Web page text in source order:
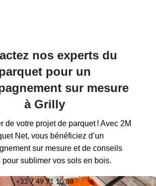
nos experts du
pour un
sur mesure
à Grilly
de votre projet de parquet ! Avec 2M
Net, vous bénéficiez d’un
sur mesure et de conseils
pour sublimer vos sols en bois.
+33 7 49 71 10 38